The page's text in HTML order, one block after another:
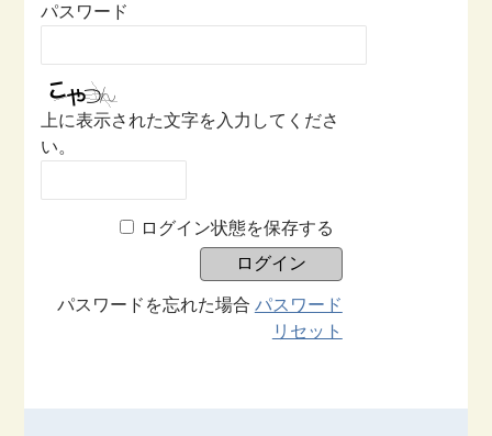
  役員専用ページ
パスワード
上に表示された文字を入力してくださ
い。
ログイン状態を保存する
パスワードを忘れた場合 パスワード
リセット